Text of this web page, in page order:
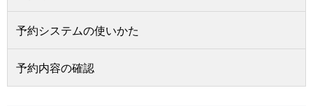
予約システムの使いかた
予約内容の確認